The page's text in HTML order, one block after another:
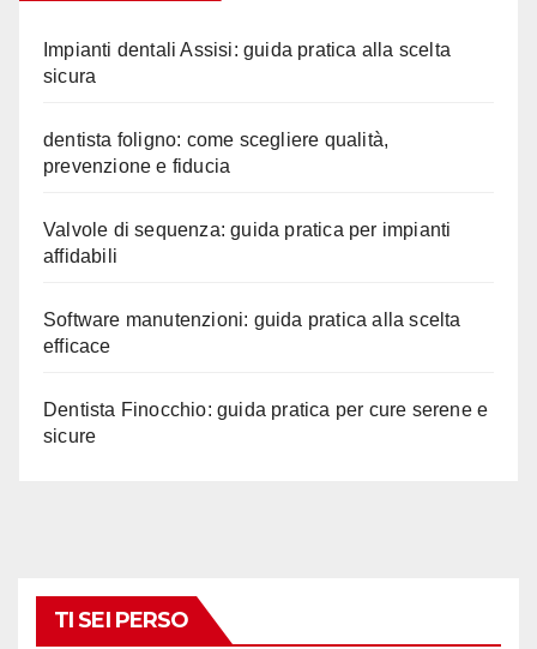
Impianti dentali Assisi: guida pratica alla scelta
sicura
dentista foligno: come scegliere qualità,
prevenzione e fiducia
Valvole di sequenza: guida pratica per impianti
affidabili
Software manutenzioni: guida pratica alla scelta
efficace
Dentista Finocchio: guida pratica per cure serene e
sicure
TI SEI PERSO